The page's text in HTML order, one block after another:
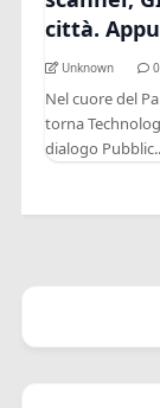
città.
Unknown 0
Nel cuore del
torna
dialogo